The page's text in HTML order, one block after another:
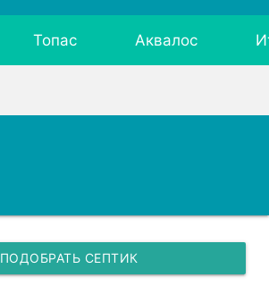
Топас Аквалос
ПОДОБРАТЬ СЕПТИК